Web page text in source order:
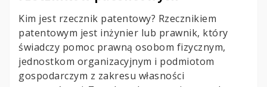
Kim jest rzecznik patentowy? Rzecznikiem
patentowym jest inżynier lub prawnik, który
świadczy pomoc prawną osobom fizycznym,
jednostkom organizacyjnym i podmiotom
gospodarczym z zakresu własności